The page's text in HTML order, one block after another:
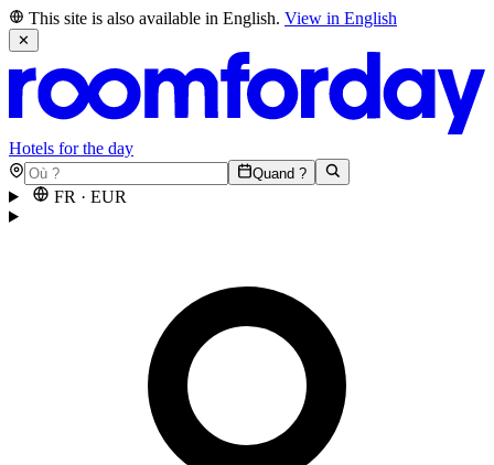
This site is also available in English. View in English
✕
Hotels for the day
Quand ?
FR · EUR